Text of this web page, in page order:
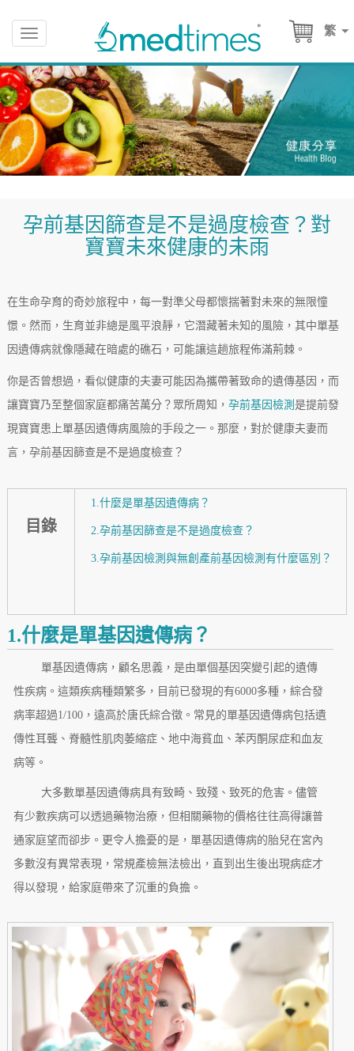
繁
Toggle
navigation
孕前基因篩查是不是過度檢查？對
寶寶未來健康的未雨
在生命孕育的奇妙旅程中，每一對準父母都懷揣著對未來的無限憧
憬。然而，生育並非總是風平浪靜，它潛藏著未知的風險，其中單基
因遺傳病就像隱藏在暗處的礁石，可能讓這趟旅程佈滿荊棘。
你是否曾想過，看似健康的夫妻可能因為攜帶著致命的遺傳基因，而
讓寶寶乃至整個家庭都痛苦萬分？眾所周知， 孕前基因檢測 是提前發
現寶寶患上單基因遺傳病風險的手段之一。那麼，對於健康夫妻而
言，孕前基因篩查是不是過度檢查？
目錄
1.什麼是單基因遺傳病？
2.孕前基因篩查是不是過度檢查？
3.孕前基因檢測與無創產前基因檢測有什麼區別？
1.什麼是單基因遺傳病？
單基因遺傳病，顧名思義，是由單個基因突變引起的遺傳
性疾病。這類疾病種類繁多，目前已發現的有6000多種，綜合發
病率超過1/100，遠高於唐氏綜合徵。常見的單基因遺傳病包括遺
傳性耳聾、脊髓性肌肉萎縮症、地中海貧血、苯丙酮尿症和血友
病等。
大多數單基因遺傳病具有致畸、致殘、致死的危害。儘管
有少數疾病可以透過藥物治療，但相關藥物的價格往往高得讓普
通家庭望而卻步。更令人擔憂的是，單基因遺傳病的胎兒在宮內
多數沒有異常表現，常規產檢無法檢出，直到出生後出現病症才
得以發現，給家庭帶來了沉重的負擔。